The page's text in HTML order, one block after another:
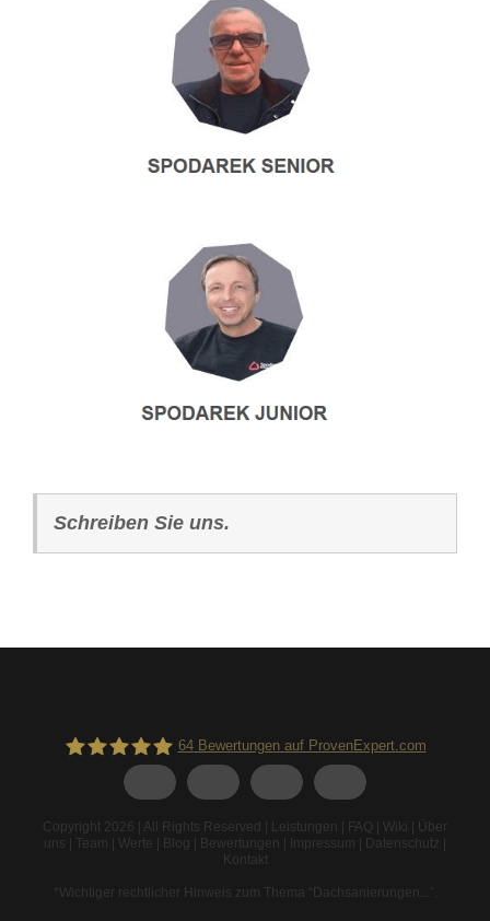
Schreiben Sie uns.
64Bewertungen auf ProvenExpert.com
Copyright 2026 | All Rights Reserved | Leistungen FAQ Wiki
Über
uns
Team Werte Blog Bewertungen Impressum Datenschutz
Kontakt
*Wichtiger rechtlicher Hinweis zum Thema “Dachsanierungen...” .